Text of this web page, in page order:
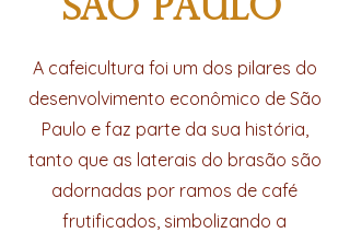
SÃO PAULO
A cafeicultura foi um dos pilares do
desenvolvimento econômico de São
Paulo e faz parte da sua história,
tanto que as laterais do brasão são
adornadas por ramos de café
frutificados, simbolizando a